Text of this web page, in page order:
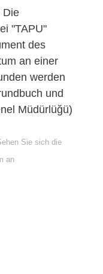
Die
"TAPU"
des
an einer
werden
und
Müdürlüğü)
Sie sich die
an